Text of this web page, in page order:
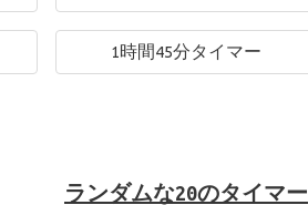
1時間45分タイマー
ランダムな20のタイマー